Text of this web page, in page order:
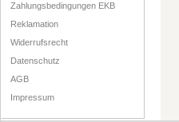
Zahlungsbedingungen EKB
Reklamation
Widerrufsrecht
Datenschutz
AGB
Impressum